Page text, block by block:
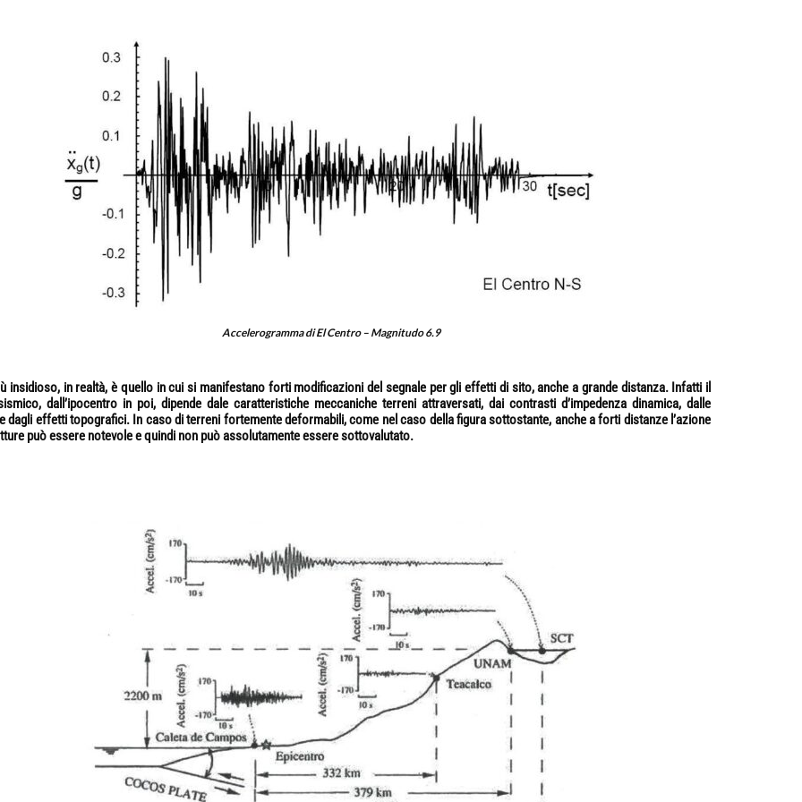
Accelerogramma di El Centro – Magnitudo 6.9
insidioso, in realtà, è quello in cui si manifestano forti modificazioni del segnale per gli effetti di sito, anche a grande distanza.Infatti il
dall’ipocentro in poi, dipende dale caratteristiche meccaniche terreni attraversati, dai contrasti d’impedenza dinamica, dalle
dagli effetti topografici. In caso di terreni fortemente deformabili, come nel caso della figura sottostante, anche a forti distanze l’azione
può essere notevole e quindi non può assolutamente essere sottovalutato.